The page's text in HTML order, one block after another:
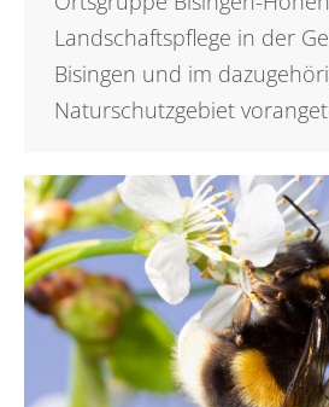
Landschaftspflege in der
Bisingen und im
Naturschutzgebiet